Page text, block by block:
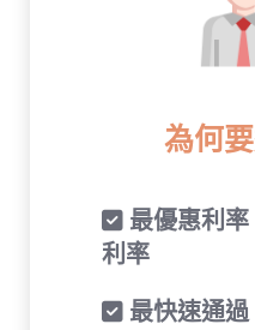
為何
✅ 最優惠利
利率
✅ 最快速通